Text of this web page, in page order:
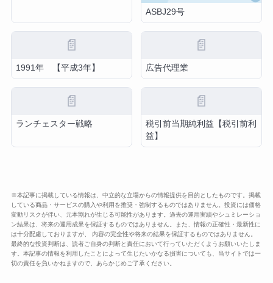
ASBJ29号
📄
1991年 【平成3年】
📄
広告代理業
📄
ランチェスター戦略
📄
税引前当期純利益【税引前利
益】
※本記事に掲載している情報は、中立的な立場からの情報提供を目的としたものです。掲載
している商品・サービスの購入や利用を推奨・強制するものではありません。投資には価格
変動リスクが伴い、元本割れが生じる可能性があります。過去の運用実績やシュミレーショ
ン結果は、将来の運用成果を保証するものではありません。また、情報の正確性・最新性に
は十分配慮しておりますが、 内容の完全性や将来の結果を保証するものではありません。
最終的な投資判断は、読者ご自身の判断と責任において行っていただくようお願いいたしま
す。本記事の情報を利用したことによって生じたいかなる損害についても、当サイトでは一
切の責任を負いかねますので、あらかじめご了承ください。